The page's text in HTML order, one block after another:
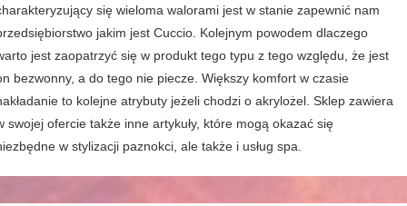
się wieloma walorami jest w stanie zapewnić nam
jakim jest Cuccio. Kolejnym powodem dlaczego
jest zaopatrzyć się w produkt tego typu z tego względu, że jest
bezwonny, a do tego nie piecze. Większy komfort w czasie
to kolejne atrybuty jeżeli chodzi o akrylożel. Sklep zawiera
swojej ofercie także inne artykuły, które mogą okazać się
w stylizacji paznokci, ale także i usług spa.